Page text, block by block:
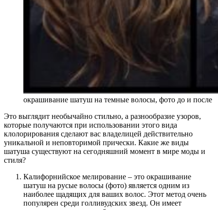
окрашивание шатуш на темные волосы, фото до и после
Это выглядит необычайно стильно, а разнообразие узоров,
которые получаются при использовании этого вида
клолорирования сделают вас владелицей действительно
уникальной и неповторимой прически. Какие же виды
шатуша существуют на сегодняшний момент в мире моды и
стиля?
Калифорнийское мелирование – это окрашивание
шатуш на русые волосы (фото) является одним из
наиболее щадящих для ваших волос. Этот метод очень
популярен среди голливудских звезд. Он имеет